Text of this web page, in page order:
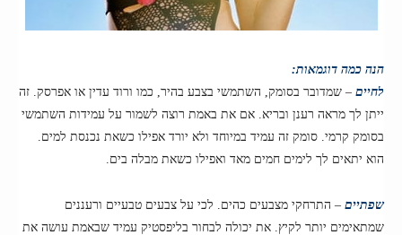
הנה כמה דוגמאות:
לחיים – שמדובר בסומק, השתמשי בצבע בהיר, כמו ורוד עדין או אפרסק. זה
ייתן לך מראה רענן ובריא. אם את באמת רוצה לשמור על עמידות השתמשי
בסומק קרמי. סומק זה עמיד במיוחד ולא יורד אפילו כשאת נכנסת למים.
הוא יתאים לך לימים חמים מאד ואפילו כשאת מבלה בים.
שפתיים – התרחקי מצבעים כהים. לכי על צבעים טבעיים ורעננים
שמתאימים יותר לקיץ. את יכולה לבחור בליפסטיק עמיד שבאמת עושה את